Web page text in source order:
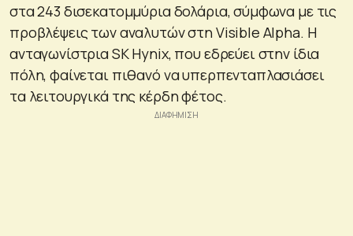
στα 243 δισεκατομμύρια δολάρια, σύμφωνα με τις
προβλέψεις των αναλυτών στη Visible Alpha. Η
ανταγωνίστρια SK Hynix, που εδρεύει στην ίδια
πόλη, φαίνεται πιθανό να υπερπενταπλασιάσει
τα λειτουργικά της κέρδη φέτος.